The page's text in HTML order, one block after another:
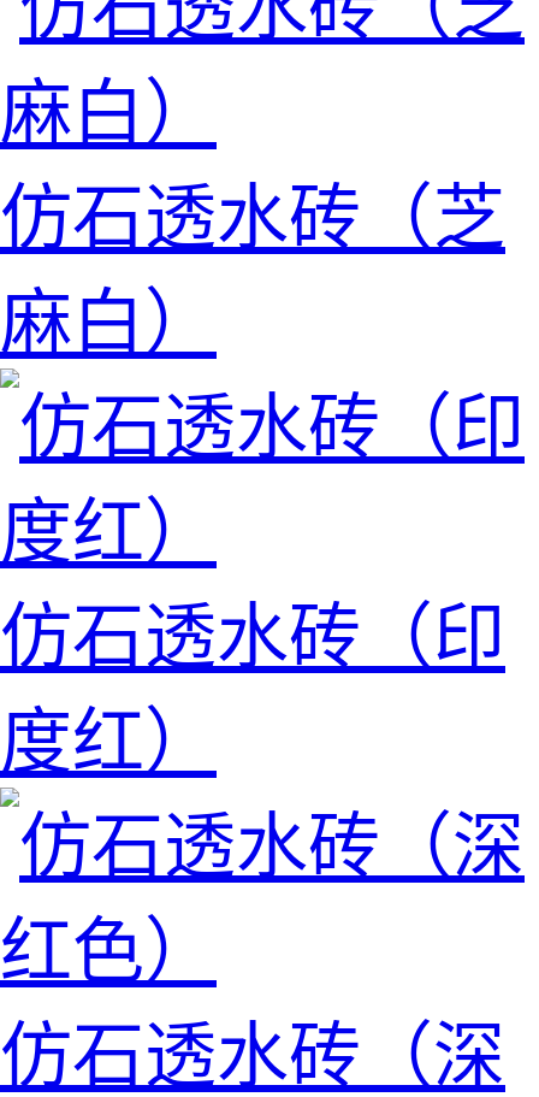
仿石透水砖（芝
麻白）
仿石透水砖（印
度红）
仿石透水砖（深